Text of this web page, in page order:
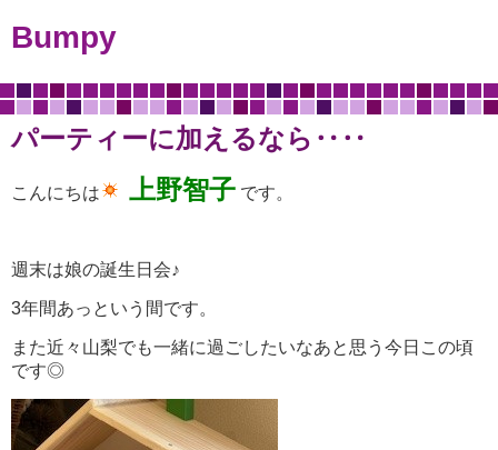
Bumpy
パーティーに加えるなら‥‥
こんにちは 上野智子 です。
週末は娘の誕生日会♪
3年間あっという間です。
また近々山梨でも一緒に過ごしたいなあと思う今日この頃
です◎